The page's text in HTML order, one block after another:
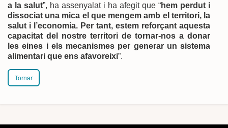
a la salut”, ha assenyalat i ha afegit que “hem perdut i
dissociat una mica el que mengem amb el territori, la
salut i l’economia. Per tant, estem reforçant aquesta
capacitat del nostre territori de tornar-nos a donar
les eines i els mecanismes per generar un sistema
alimentari que ens afavoreixi”.
Tornar